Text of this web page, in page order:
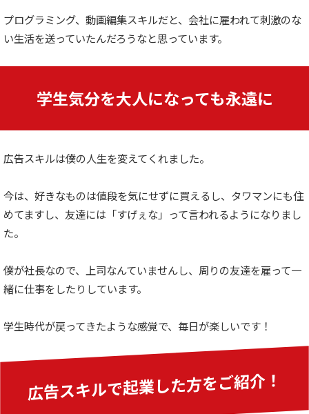
プログラミング、動画編集スキルだと、会社に雇われて刺激のな
い生活を送っていたんだろうなと思っています。
学生気分を大人になっても永遠に
広告スキルは僕の人生を変えてくれました。
今は、好きなものは値段を気にせずに買えるし、タワマンにも住
めてますし、友達には「すげぇな」って言われるようになりまし
た。
僕が社長なので、上司なんていませんし、周りの友達を雇って一
緒に仕事をしたりしています。
学生時代が戻ってきたような感覚で、毎日が楽しいです！
広告スキルで起業した方をご紹介！